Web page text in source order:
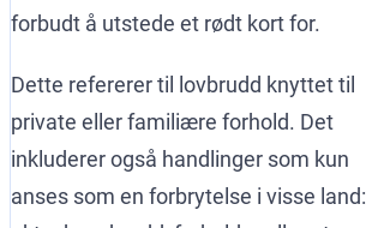
forbudt å utstede et rødt kort for.
Dette refererer til lovbrudd knyttet til
private eller familiære forhold. Det
inkluderer også handlinger som kun
anses som en forbrytelse i visse land: